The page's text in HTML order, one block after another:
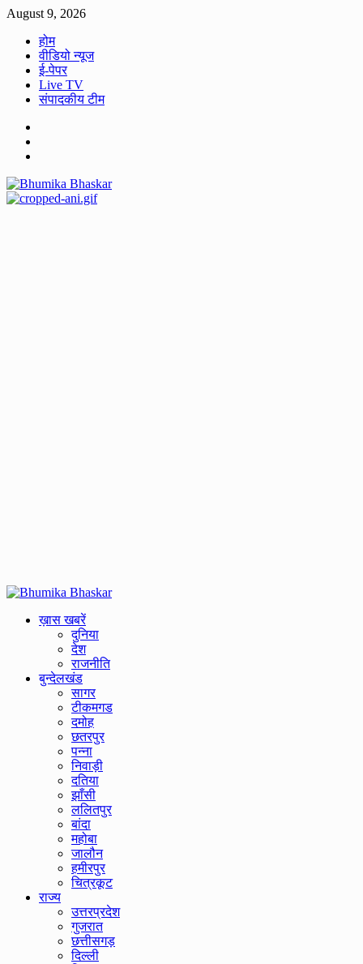
Skip
content
August 9, 2026
होम
वीडियो न्यूज
ई-पेपर
Live TV
संपादकीय टीम
Primary
ख़ास खबरें
दुनिया
देश
राजनीति
बुन्देलखंड
सागर
टीकमगड
दमोह
छतरपुर
पन्ना
निवाड़ी
दतिया
झाँसी
ललितपुर
बांदा
महोबा
जालौन
हमीरपुर
चित्रकूट
राज्य
उत्तरप्रदेश
गुजरात
छत्तीसगड़
दिल्ली